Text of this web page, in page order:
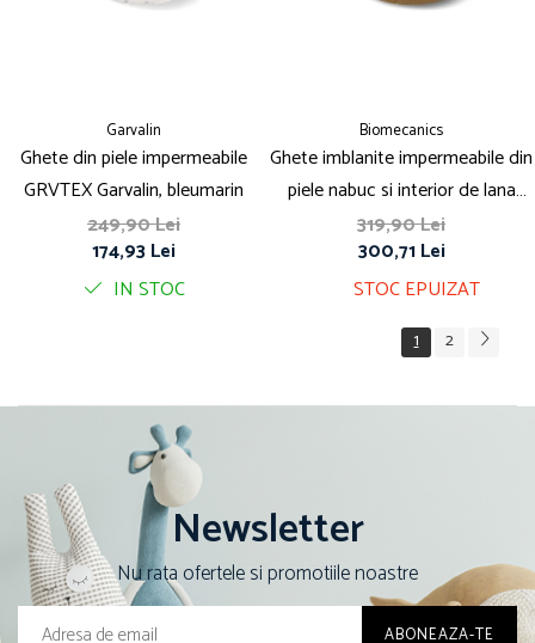
Garvalin
Ghete din piele impermeabile
GRVTEX Garvalin, bleumarin
249,90 Lei
174,93 Lei
IN STOC
Biomecanics
Ghete imblanite impermeabile din
piele nabuc si interior de lana
naturala - kaki Biomecanics
319,90 Lei
300,71 Lei
STOC EPUIZAT
1 2
Newsletter
Nu rata ofertele si promotiile noastre